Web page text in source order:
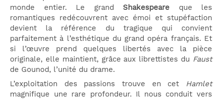
monde entier. Le grand Shakespeare que les
romantiques redécouvrent avec émoi et stupéfaction
devient la référence du tragique qui convient
parfaitement à l’esthétique du grand opéra français. Et
si l’œuvre prend quelques libertés avec la pièce
originale, elle maintient, grâce aux librettistes du Faust
de Gounod, l’unité du drame.
L’exploitation des passions trouve en cet Hamlet
magnifique une rare profondeur. Il nous conduit vers